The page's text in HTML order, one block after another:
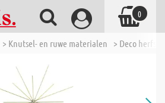
> Knutsel- en ruwe materialen > Deco
0